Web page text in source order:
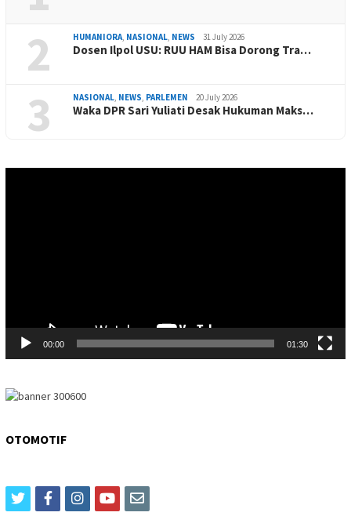
2 HUMANIORA, NASIONAL, NEWS 31 July 2026
Dosen Ilpol USU: RUU HAM Bisa Dorong Tra…
3 NASIONAL, NEWS, PARLEMEN 20 July 2026
Waka DPR Sari Yuliati Desak Hukuman Maks…
00:00 01:30
OTOMOTIF
twitterfacebookinstagram
youtubeemail